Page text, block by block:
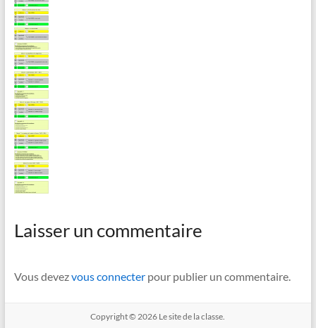
Laisser un commentaire
Vous devezvous connecterpour publier un commentaire.
Copyright © 2026 Le site de la classe.